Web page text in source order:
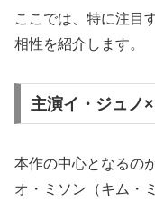
ここでは、特に注目
相性を紹介します。
主演イ・ジュノ
本作の中心となるの
オ・ミソン（キム・